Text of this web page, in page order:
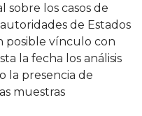
sobre los casos de
de Estados
posible vínculo con
la fecha los análisis
la presencia de
muestras